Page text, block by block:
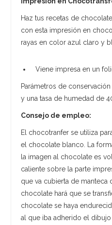
​Haz tus recetas de
con esta impresión en
rayas en color azul claro y
Viene impresa en un
Parámetros de
y una tasa de humedad de
Consejo de empleo:
El chocotranfer se utiliza
el chocolate blanco. La
la imagen al chocolate es
caliente sobre la parte
que va cubierta de manteca
chocolate hará que se
chocolate se haya
al que iba adherido el